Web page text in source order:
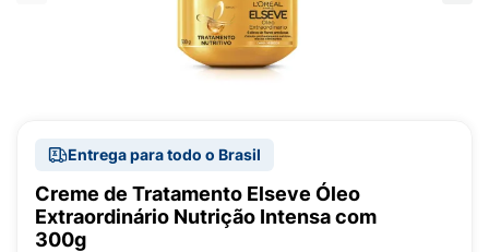
Entrega para todo o Brasil
Creme de Tratamento Elseve Óleo
Extraordinário Nutrição Intensa com
300g